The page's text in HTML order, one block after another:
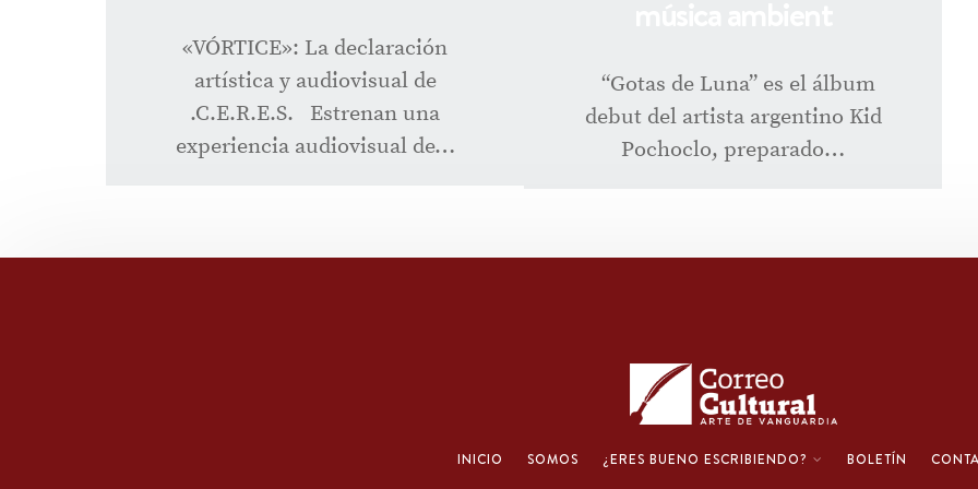
«VÓRTICE»: La declaración
artística y audiovisual de
.C.E.R.E.S. Estrenan una
experiencia audiovisual de…
“Gotas de Luna” es el álbum
debut del artista argentino Kid
Pochoclo, preparado…
INICIO SOMOS ¿ERES BUENO ESCRIBIENDO? BOLETÍN